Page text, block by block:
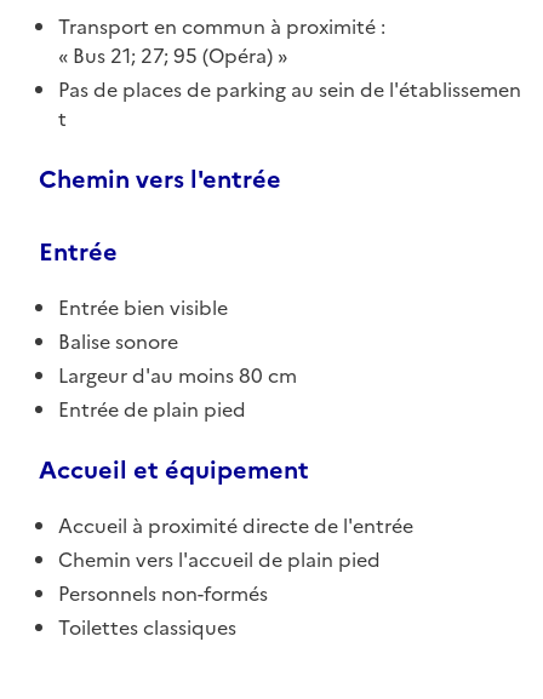
Transport en commun à proximité :
Bus 21; 27; 95 (Opéra)
Pas de places de parking au sein de l'établissemen
t
Chemin vers l'entrée
Entrée
Entrée bien visible
Balise sonore
Largeur d'au moins 80 cm
Entrée de plain pied
Accueil et équipement
Accueil à proximité directe de l'entrée
Chemin vers l'accueil de plain pied
Personnels non-formés
Toilettes classiques